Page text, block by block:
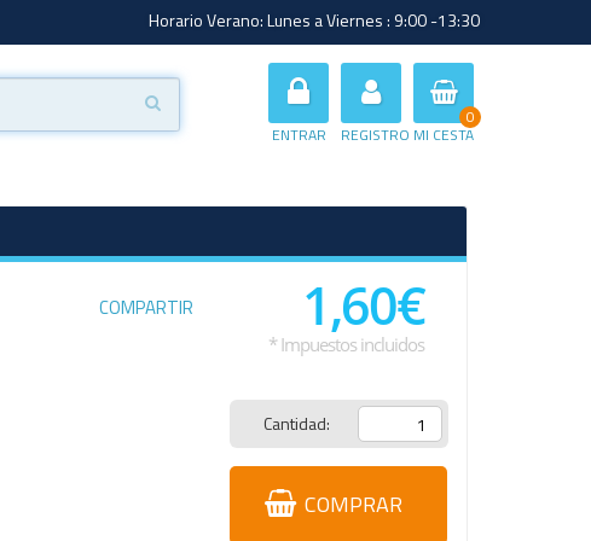
Horario Verano: Lunes a Viernes : 9:00 -13:30
ENTRAR REGISTRO MI CESTA
0
COMPARTIR 1,60€
* Impuestos incluidos
Cantidad:
COMPRAR